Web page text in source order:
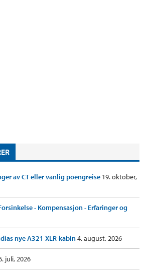
av CT eller vanlig poengreise 19. oktober,
- Kompensasjon - Erfaringer og
nye A321 XLR-kabin4. august, 2026
juli, 2026